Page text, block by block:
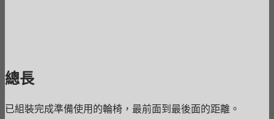
總長
已組裝完成準備使用的輪椅，最前面到最後面的距離。